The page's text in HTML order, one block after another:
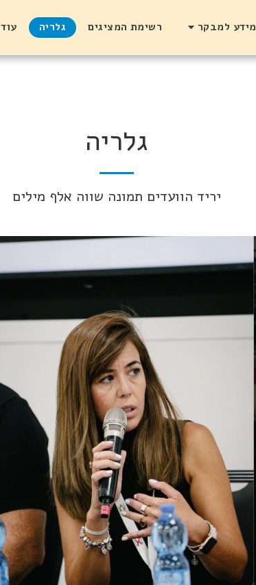
מידע למבקר רשימת המציגים גלריה עוד
גלריה
יריד הוועדים תמונה שווה אלף מילים